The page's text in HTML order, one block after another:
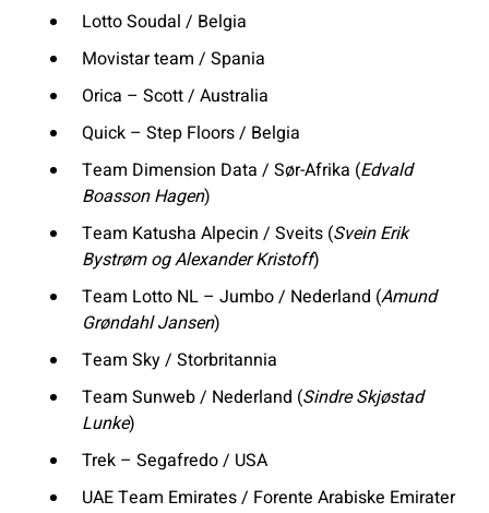
Lotto Soudal / Belgia
Movistar team / Spania
Orica – Scott / Australia
Quick – Step Floors / Belgia
Team Dimension Data / Sør-Afrika (Edvald
Boasson Hagen)
Team Katusha Alpecin / Sveits (Svein Erik
Bystrøm og Alexander Kristoff)
Team Lotto NL – Jumbo / Nederland (Amund
Grøndahl Jansen)
Team Sky / Storbritannia
Team Sunweb / Nederland (Sindre Skjøstad
Lunke)
Trek – Segafredo / USA
UAE Team Emirates / Forente Arabiske Emirater